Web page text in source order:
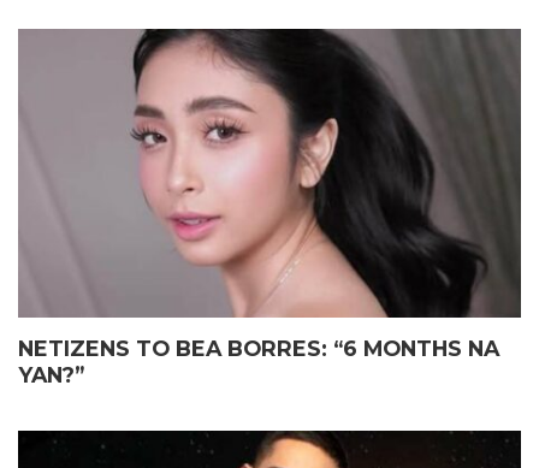
NETIZENS TO BEA BORRES: “6 MONTHS NA
YAN?”